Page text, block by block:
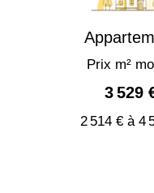
Prix m²
3 529
2 514 € à 4